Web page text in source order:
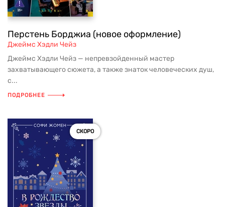
Перстень Борджиа (новое оформление)
Джеймс Хэдли Чейз
Джеймс Хэдли Чейз — непревзойденный мастер
захватывающего сюжета, а также знаток человеческих душ,
с...
ПОДРОБНЕЕ
СКОРО